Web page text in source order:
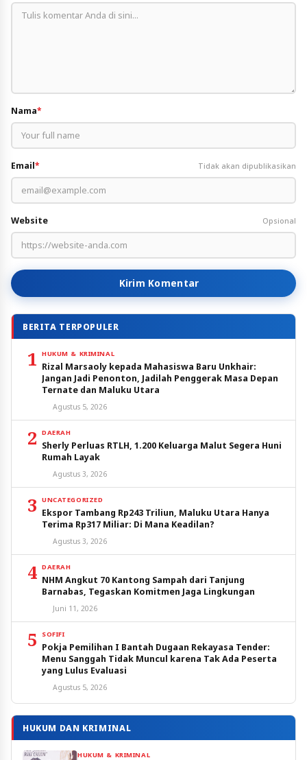
Nama*
Email* Tidak akan dipublikasikan
Website Opsional
Kirim Komentar
BERITA TERPOPULER
1 HUKUM & KRIMINAL
Rizal Marsaoly kepada Mahasiswa Baru Unkhair:
Jangan Jadi Penonton, Jadilah Penggerak Masa Depan
Ternate dan Maluku Utara
Agustus 5, 2026
2 DAERAH
Sherly Perluas RTLH, 1.200 Keluarga Malut Segera Huni
Rumah Layak
Agustus 3, 2026
3 UNCATEGORIZED
Ekspor Tambang Rp243 Triliun, Maluku Utara Hanya
Terima Rp317 Miliar: Di Mana Keadilan?
Agustus 3, 2026
4 DAERAH
NHM Angkut 70 Kantong Sampah dari Tanjung
Barnabas, Tegaskan Komitmen Jaga Lingkungan
Juni 11, 2026
5 SOFIFI
Pokja Pemilihan I Bantah Dugaan Rekayasa Tender:
Menu Sanggah Tidak Muncul karena Tak Ada Peserta
yang Lulus Evaluasi
Agustus 5, 2026
HUKUM DAN KRIMINAL
HUKUM & KRIMINAL